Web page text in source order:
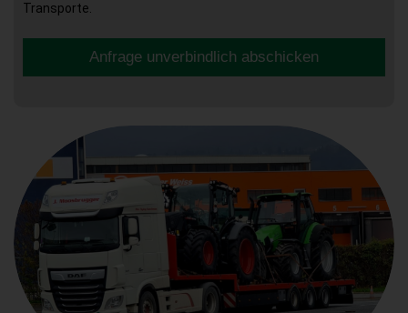
Transporte.
Anfrage unverbindlich abschicken